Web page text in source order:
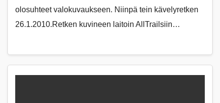
olosuhteet valokuvaukseen. Niinpä tein kävelyretken
26.1.2010.Retken kuvineen laitoin AllTrailsiin…